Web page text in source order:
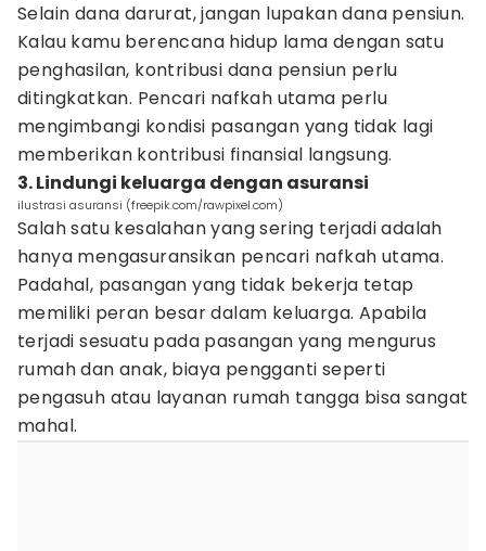
Selain dana darurat, jangan lupakan dana pensiun.
Kalau kamu berencana hidup lama dengan satu
penghasilan, kontribusi dana pensiun perlu
ditingkatkan. Pencari nafkah utama perlu
mengimbangi kondisi pasangan yang tidak lagi
memberikan kontribusi finansial langsung.
3. Lindungi keluarga dengan asuransi
ilustrasi asuransi (freepik.com/rawpixel.com)
Salah satu kesalahan yang sering terjadi adalah
hanya mengasuransikan pencari nafkah utama.
Padahal, pasangan yang tidak bekerja tetap
memiliki peran besar dalam keluarga. Apabila
terjadi sesuatu pada pasangan yang mengurus
rumah dan anak, biaya pengganti seperti
pengasuh atau layanan rumah tangga bisa sangat
mahal.